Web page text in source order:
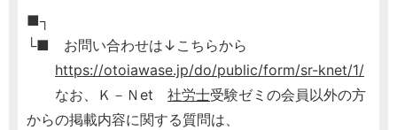
■┐
└■ お問い合わせは↓こちらから
https://otoiawase.jp/do/public/form/sr-knet/1/
なお、Ｋ－Ｎet 社労士受験ゼミの会員以外の方
からの掲載内容に関する質問は、